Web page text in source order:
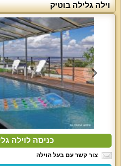
וילה גלילה בוטיק
כניסה לוילה
צור קשר עם בעל הוילה